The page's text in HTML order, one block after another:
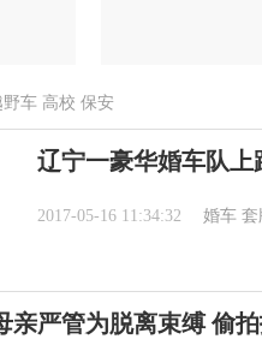
野车 高校 保安
辽宁一豪华婚车队上
2017-05-16 11:34:32 婚车 套
亲严管为脱离束缚 偷